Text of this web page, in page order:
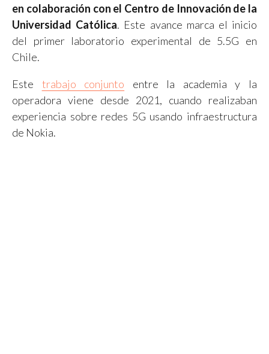
en colaboración con el Centro de Innovación de la
Universidad Católica. Este avance marca el inicio
del primer laboratorio experimental de 5.5G en
Chile.
Este trabajo conjunto entre la academia y la
operadora viene desde 2021, cuando realizaban
experiencia sobre redes 5G usando infraestructura
de Nokia.